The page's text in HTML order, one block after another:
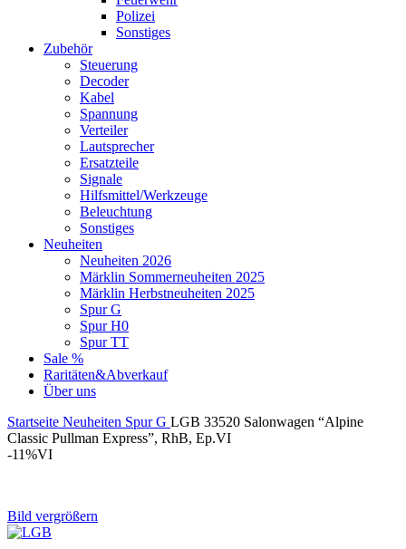
Polizei
Sonstiges
Zubehör
Steuerung
Decoder
Kabel
Spannung
Verteiler
Lautsprecher
Ersatzteile
Signale
Hilfsmittel/Werkzeuge
Beleuchtung
Sonstiges
Neuheiten
Neuheiten 2026
Märklin Sommerneuheiten 2025
Märklin Herbstneuheiten 2025
Spur G
Spur H0
Spur TT
Sale %
Raritäten&Abverkauf
Über uns
Startseite Neuheiten Spur G LGB 33520 Salonwagen “Alpine
Classic Pullman Express”, RhB, Ep.VI
-11%VI
Bild vergrößern